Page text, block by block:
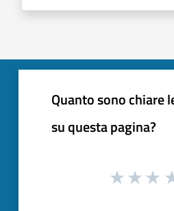
Quanto sono chiare
su questa pagina?